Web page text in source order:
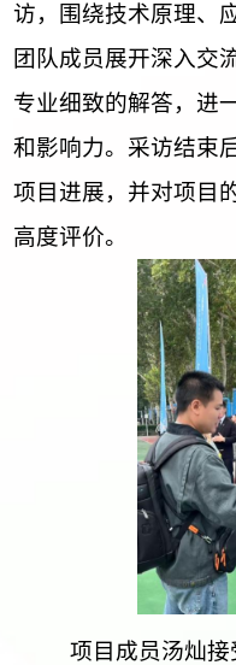
访，围绕技术原理、
团队成员展开深入交
专业细致的解答，进
和影响力。采访结束
项目进展，并对项目
高度评价。
项目成员汤灿接